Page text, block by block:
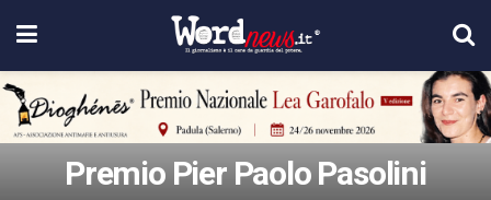
Premio Pier Paolo Pasolini